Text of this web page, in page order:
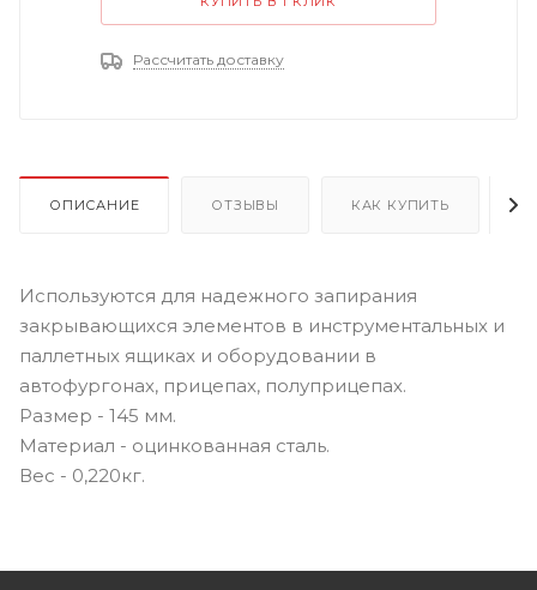
Рассчитать доставку
ОПИСАНИЕ ОТЗЫВЫ КАК КУПИТЬ
Используются для надежного запирания
закрывающихся элементов в инструментальных и
паллетных ящиках и оборудовании в
автофургонах, прицепах, полуприцепах.
Размер - 145 мм.
Материал - оцинкованная сталь.
Вес - 0,220кг.